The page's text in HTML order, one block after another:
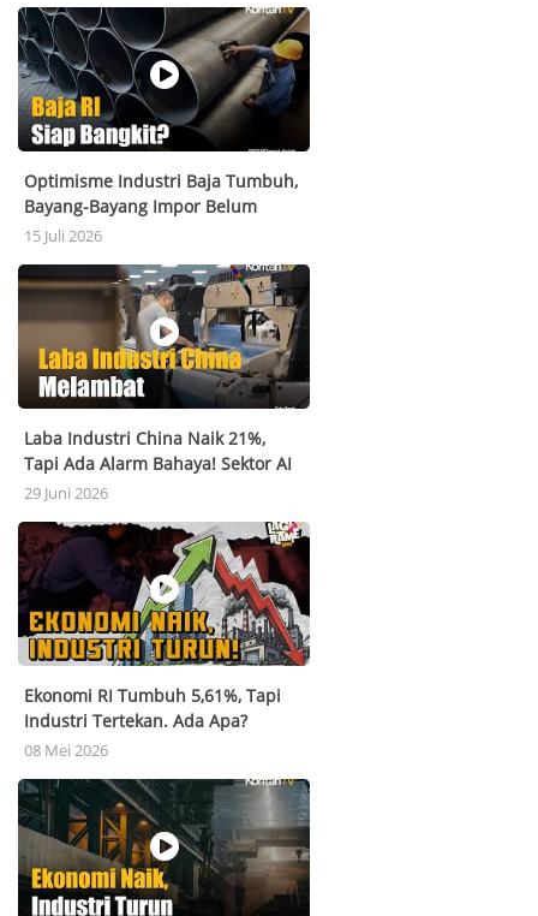
Optimisme Industri Baja Tumbuh,
Bayang-Bayang Impor Belum
Hilang
15 Juli 2026
Laba Industri China Naik 21%,
Tapi Ada Alarm Bahaya! Sektor AI
Melejit, Industri Otomotif Tertekan
29 Juni 2026
Ekonomi RI Tumbuh 5,61%, Tapi
Industri Tertekan. Ada Apa?
08 Mei 2026